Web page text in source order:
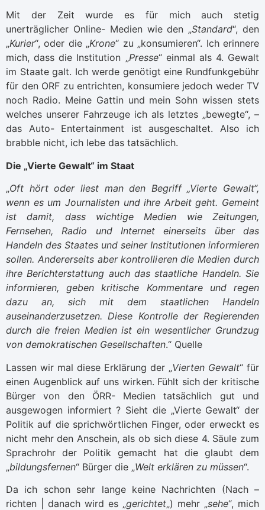
Mit der Zeit wurde es für mich auch stetig
unerträglicher Online- Medien wie den „Standard“, den
„Kurier“, oder die „Krone“ zu „konsumieren“. Ich erinnere
mich, dass die Institution „Presse“ einmal als 4. Gewalt
im Staate galt. Ich werde genötigt eine Rundfunkgebühr
für den ORF zu entrichten, konsumiere jedoch weder TV
noch Radio. Meine Gattin und mein Sohn wissen stets
welches unserer Fahrzeuge ich als letztes „bewegte“, –
das Auto- Entertainment ist ausgeschaltet. Also ich
brabble nicht, ich lebe das tatsächlich.
Die „Vierte Gewalt“ im Staat
„Oft hört oder liest man den Begriff „Vierte Gewalt“,
wenn es um Journalisten und ihre Arbeit geht. Gemeint
ist damit, dass wichtige Medien wie Zeitungen,
Fernsehen, Radio und Internet einerseits über das
Handeln des Staates und seiner Institutionen informieren
sollen. Andererseits aber kontrollieren die Medien durch
ihre Berichterstattung auch das staatliche Handeln. Sie
informieren, geben kritische Kommentare und regen
dazu an, sich mit dem staatlichen Handeln
auseinanderzusetzen. Diese Kontrolle der Regierenden
durch die freien Medien ist ein wesentlicher Grundzug
von demokratischen Gesellschaften.“ Quelle
Lassen wir mal diese Erklärung der „Vierten Gewalt“ für
einen Augenblick auf uns wirken. Fühlt sich der kritische
Bürger von den ÖRR- Medien tatsächlich gut und
ausgewogen informiert ? Sieht die „Vierte Gewalt“ der
Politik auf die sprichwörtlichen Finger, oder erweckt es
nicht mehr den Anschein, als ob sich diese 4. Säule zum
Sprachrohr der Politik gemacht hat die glaubt dem
„bildungsfernen“ Bürger die „Welt erklären zu müssen“.
Da ich schon sehr lange keine Nachrichten (Nach –
richten | danach wird es „gerichtet„) mehr „sehe“, mich